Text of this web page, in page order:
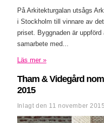
På Arkitekturgalan utsågs
i Stockholm till vinnare av
priset. Byggnaden är
samarbete med...
Läs mer »
Tham & Videgård
2015
Inlagt den 11 november 2015